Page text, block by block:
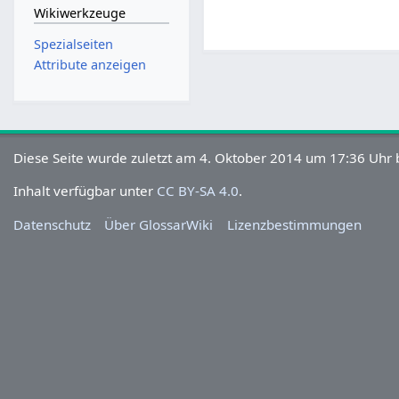
Wikiwerkzeuge
Spezialseiten
Attribute anzeigen
Diese Seite wurde zuletzt am 4. Oktober 2014 um 17:36 Uhr
Inhalt verfügbar unter CC BY-SA 4.0.
Datenschutz
Über GlossarWiki Lizenzbestimmungen